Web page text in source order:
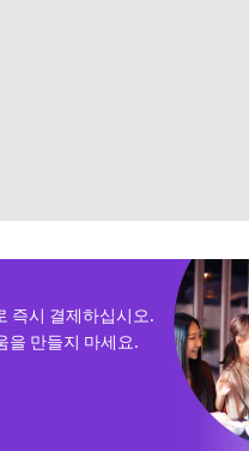
즉시 결제하십시오.
을 만들지 마세요.